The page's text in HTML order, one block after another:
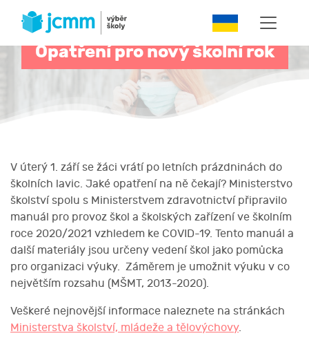
Opatření pro nový školní rok
V úterý 1. září se žáci vrátí po letních prázdninách do
školních lavic. Jaké opatření na ně čekají? Ministerstvo
školství spolu s Ministerstvem zdravotnictví připravilo
manuál pro provoz škol a školských zařízení ve školním
roce 2020/2021 vzhledem ke COVID-19. Tento manuál a
další materiály jsou určeny vedení škol jako pomůcka
pro organizaci výuky. Záměrem je umožnit výuku v co
největším rozsahu (MŠMT, 2013-2020).
Veškeré nejnovější informace naleznete na stránkách
Ministerstva školství, mládeže a tělovýchovy.